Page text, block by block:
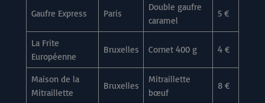
Gaufre Express Paris
Double gaufre
caramel
5 €
La Frite
Européenne
Bruxelles Cornet 400 g 4 €
Maison de la
Mitraillette
Bruxelles
Mitraillette
bœuf
8 €